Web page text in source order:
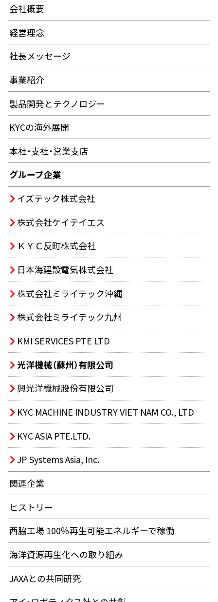
会社概要
経営理念
社長メッセージ
事業紹介
製品開発とテクノロジー
KYCの海外展開
本社・支社・営業支店
グループ企業
イズテック株式会社
株式会社ケイテイエス
ＫＹＣ反町株式会社
日本海建設電気株式会社
株式会社ミライテック沖縄
株式会社ミライテック九州
KMI SERVICES PTE LTD
光洋機械（蘇州）有限公司
興光洋機械股份有限公司
KYC MACHINE INDUSTRY VIET NAM CO., LTD
KYC ASIA PTE.LTD.
JP Systems Asia, Inc.
関連企業
ヒストリー
西脇工場 100％再生可能エネルギーで稼働
海洋資源再生化への取り組み
JAXAとの共同研究